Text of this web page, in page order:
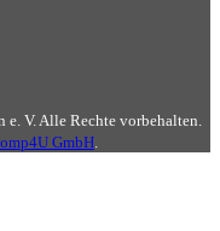
V. Alle Rechte vorbehalten.
GmbH